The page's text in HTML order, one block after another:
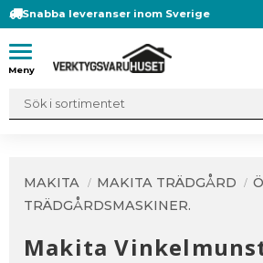
Meny
Snabba leveranser inom Sverige
MAKITA MAKITA TRÄDGÅRD
TRÄDGÅRDSMASKINER.
Makita